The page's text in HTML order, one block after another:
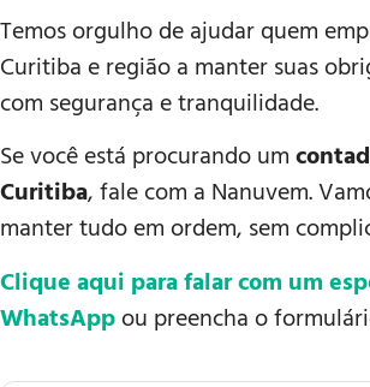
Temos orgulho de ajudar quem
Curitiba e região a manter suas
com segurança e tranquilidade.
Se você está procurando um
Curitiba, fale com a Nanuvem.
manter tudo em ordem, sem
Clique aqui para falar com um
WhatsAppou preencha o